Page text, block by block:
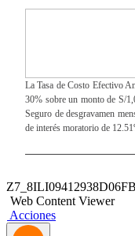
La Tasa de Costo Efectivo
30% sobre un monto de S/
Seguro de desgravamen
de interés moratorio de
Web Content Viewer
Acciones